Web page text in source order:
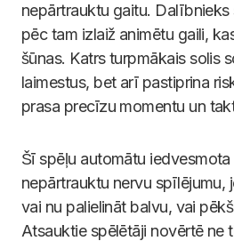
nepārtrauktu gaitu. Dalībnieks
pēc tam izlaiž animētu gaili,
šūnas. Katrs turpmākais solis
laimestus, bet arī pastiprina
prasa precīzu momentu un
Šī spēļu automātu
nepārtrauktu nervu spīlējumu,
vai nu palielināt balvu, vai
Atsauktie spēlētāji novērtē ne